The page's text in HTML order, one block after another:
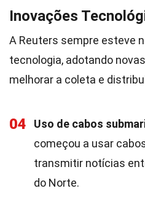
Inovações
A Reuters sempre esteve
tecnologia, adotando
melhorar a coleta e
04 Uso de cabos
começou a usar
transmitir notícias
do Norte.